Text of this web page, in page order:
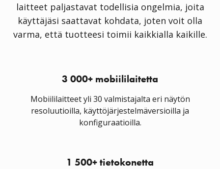
laitteet paljastavat todellisia ongelmia, joita
käyttäjäsi saattavat kohdata, joten voit olla
varma, että tuotteesi toimii kaikkialla kaikille.
3 000+ mobiililaitetta
Mobiililaitteet yli 30 valmistajalta eri näytön
resoluutioilla, käyttöjärjestelmäversioilla ja
konfiguraatioilla.
1 500+ tietokonetta